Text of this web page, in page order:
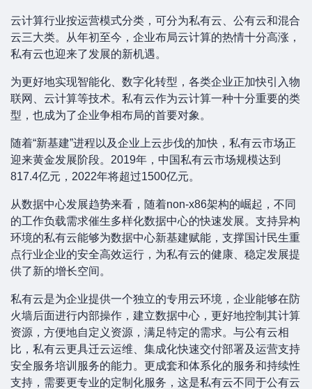
云计算行业按运营模式分类，可分为私有云、公有云和混合
云三大类。从年初至今，企业布局云计算的热情十分高涨，
私有云也迎来了发展的新机遇。
为更好地实现智能化、数字化转型，各类企业正加快引入物
联网、云计算等技术。私有云作为云计算一种十分重要的类
型，也成为了企业争相布局的首要对象。
随着“新基建”进程以及企业上云步伐的加快，私有云市场正
迎来黄金发展阶段。2019年，中国私有云市场规模达到
817.4亿元，2022年将超过1500亿元。
从数据中心发展趋势来看，随着non-x86架构的崛起，不同
的工作负载需求催生多样化数据中心的快速发展。支持异构
环境的私有云能够为数据中心新基建赋能，支撑国计民生重
点行业企业的安全高效运行，为私有云的健康、稳定发展提
供了新的增长空间。
私有云是为企业提供一个独立的专用云环境，企业能够在防
火墙后面进行内部操作，建立数据中心，更好地控制其计算
资源，方便地自定义资源，满足特定的需求。与公有云相
比，私有云更具迁云运维、集成化快速交付部署及运营支持
安全服务培训服务的能力。更成套和体系化的服务和持续性
支持，需要更专业的定制化服务，这是私有云不同于公有云